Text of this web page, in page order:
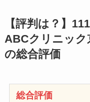
【評判は？】
ABCクリニック
の総合評価
総合評価